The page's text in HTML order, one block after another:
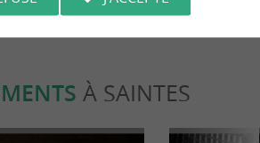
À SAINTES